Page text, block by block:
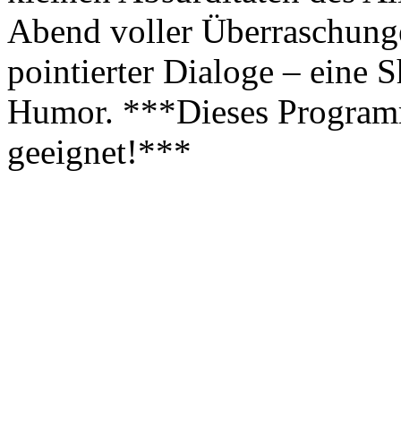
Abend voller
pointierter Dialoge – eine
Humor. ***Dieses
geeignet!***